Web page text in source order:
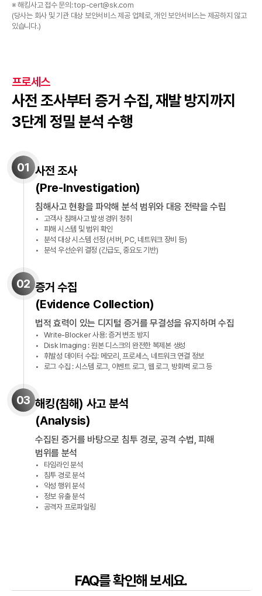
※ 해킹사고 접수 문의: top-cert@sk.com
(당사는 회사 및 기관 대상 보안서비스 제공 업체로, 개인 보안서비스는 제공하지 않고
있습니다.)
프로세스
사전 조사부터 증거 수집, 재발 방지까지
3단계 정밀 분석 수행
01 사전 조사
(Pre-Investigation)
침해사고 현황을 파악해 분석 범위와 대응 전략을 수립
고객사 침해사고 발생 경위 청취
피해 시스템 및 범위 확인
분석 대상 시스템 선정 (서버, PC, 네트워크 장비 등)
분석 우선순위 결정 (긴급도, 중요도 기반)
02 증거 수집
(Evidence Collection)
법적 효력이 있는 디지털 증거를 무결성을 유지하며 수집
Write-Blocker 사용: 증거 변조 방지
Disk Imaging : 원본 디스크의 완전한 복제본 생성
휘발성 데이터 수집: 메모리, 프로세스, 네트워크 연결 정보
로그 수집 : 시스템 로그, 이벤트 로그, 웹 로그, 방화벽 로그 등
03 해킹(침해) 사고 분석
(Analysis)
수집된 증거를 바탕으로 침투 경로, 공격 수법, 피해
범위를 분석
타임라인 분석
침투 경로 분석
악성 행위 분석
정보 유출 분석
공격자 프로파일링
FAQ를 확인해 보세요.